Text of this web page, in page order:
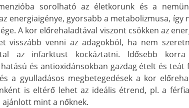
sorolható az életkorunk és a
energiaigénye, gyorsabb a metabolizmusa, így
A kor előrehaladtával viszont csökken az
visszább venni az adagokból, ha nem
az infarktust kockáztatni. Idősebb
és antioxidánsokban gazdag ételt és teát
a gyulladásos megbetegedések a kor
is eltérő lehet az ideális étrend, pl. a
mint a nőknek.